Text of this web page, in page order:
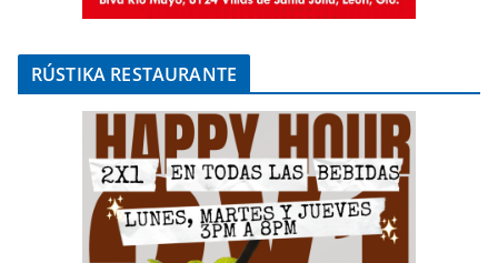
RÚSTIKA RESTAURANTE